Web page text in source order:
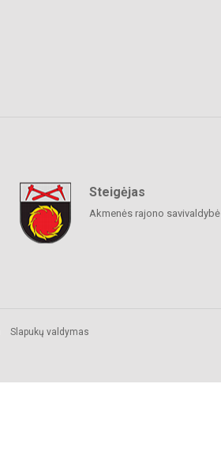
Steigėjas
Akmenės rajono savivaldybė
Slapukų valdymas